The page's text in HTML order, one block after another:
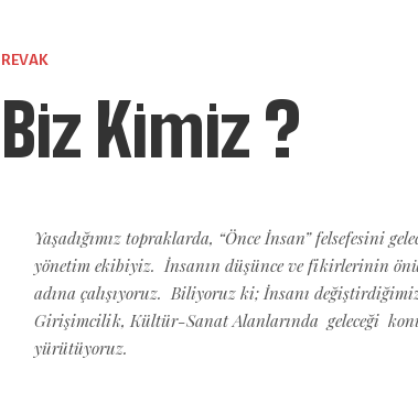
REVAK
Biz Kimiz ?
Yaşadığımız topraklarda, “Önce İnsan” felsefesini
yönetim ekibiyiz. İnsanın düşünce ve fikirlerinin
adına çalışıyoruz. Biliyoruz ki; İnsanı
Girişimcilik, Kültür-Sanat Alanlarında geleceği
yürütüyoruz.